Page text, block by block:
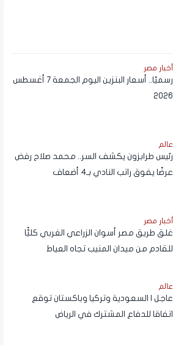
أخبار مصر
رسميًا.. أسعار البنزين اليوم الجمعة 7 أغسطس
2026
عالم
رئيس طرابزون يكشف السر.. محمد صلاح رفض
عرضًا يفوق راتب النادي بـ4 أضعاف
أخبار مصر
غلق طريق مصر أسوان الزراعي الغربي كليًّا
للقادم من ميدان المنيب تجاه العياط
عالم
عاجل | السعودية وتركيا وباكستان توقع
اتفاقا للدفاع المشترك في الرياض